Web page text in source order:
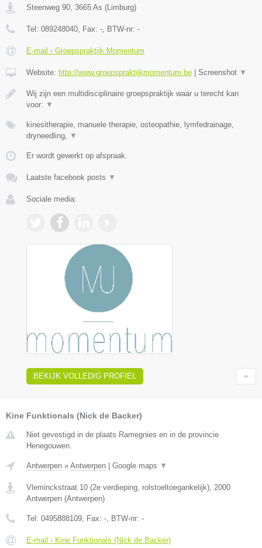
Steenweg 90, 3665 As (Limburg)
Tel: 089248040, Fax: -, BTW-nr: -
E-mail › Groepspraktijk Momentum
Website: http://www.groepspraktijkmomentum.be Screenshot ▼
Wij zijn een multidisciplinaire groepspraktijk waar u terecht kan
voor: ▼
kinesitherapie, manuele therapie, osteopathie, lymfedrainage,
dryneedling, ▼
Er wordt gewerkt op afspraak.
Laatste facebook posts ▼
Sociale media:
BEKIJK VOLLEDIG PROFIEL
Kine Funktionals (Nick de Backer)
Niet gevestigd in de plaats Ramegnies en in de provincie
Henegouwen.
Antwerpen » Antwerpen | Google maps ▼
Vleminckstraat 10 (2e verdieping, rolstoeltoegankelijk) 2000
Antwerpen (Antwerpen)
Tel: 0495888109 , Fax: - , BTW-nr: -
E-mail › Kine Funktionals (Nick de Backer)